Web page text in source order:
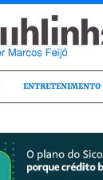
ENTRETENIMENTO